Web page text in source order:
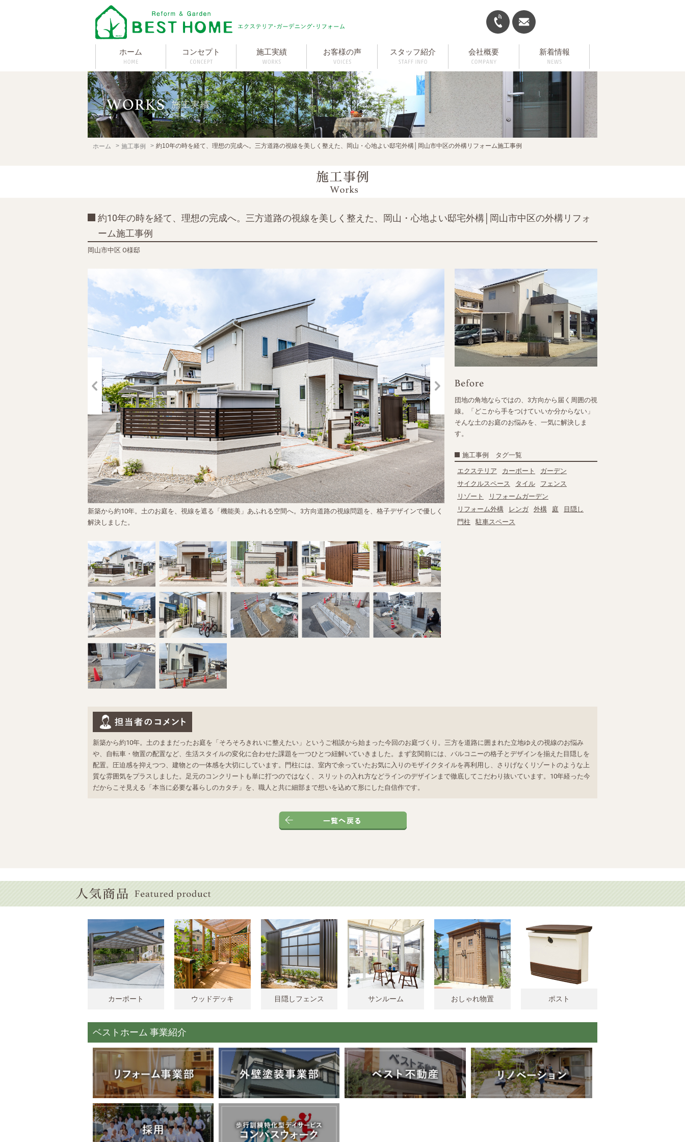
ホーム コンセプト 施工実績 お客様の声 スタッフ紹介 会社概要 新着情報
ホーム 施工事例 約10年の時を経て、理想の完成へ。三方道路の視線を美しく整えた、岡山・心地よい邸宅外構│岡山市中区の外構リフォーム施工事例
約10年の時を経て、理想の完成へ。三方道路の視線を美しく整えた、岡山・心地よい邸宅外構│岡山市中区の外構リフォ
ーム施工事例
岡山市中区 O様邸
新築から約10年。土のお庭を、視線を遮る「機能美」あふれる空間へ。3方向道路の視線問題を、格子デザインで優しく
解決しました。
団地の角地ならではの、3方向から届く周囲の視
線。「どこから手をつけていいか分からない」
そんな土のお庭のお悩みを、一気に解決しま
す。
施工事例 タグ一覧
エクステリア カーポート
ガーデン
サイクルスペース
タイル
フェンス
リゾート
リフォームガーデン
リフォーム外構
レンガ 外構 庭
目隠し
門柱
駐車スペース
新築から約10年。土のままだったお庭を「そろそろきれいに整えたい」というご相談から始まった今回のお庭づくり。三方を道路に囲まれた立地ゆえの視線のお悩み
や、自転車・物置の配置など、生活スタイルの変化に合わせた課題を一つひとつ紐解いていきました。まず玄関前には、バルコニーの格子とデザインを揃えた目隠しを
配置。圧迫感を抑えつつ、建物との一体感を大切にしています。門柱には、室内で余っていたお気に入りのモザイクタイルを再利用し、さりげなくリゾートのような上
質な雰囲気をプラスしました。足元のコンクリートも単に打つのではなく、スリットの入れ方などラインのデザインまで徹底してこだわり抜いています。10年経った今
だからこそ見える「本当に必要な暮らしのカタチ」を、職人と共に細部まで想いを込めて形にした自信作です。
カーポート ウッドデッキ 目隠しフェンス サンルーム おしゃれ物置 ポスト
ベストホーム 事業紹介